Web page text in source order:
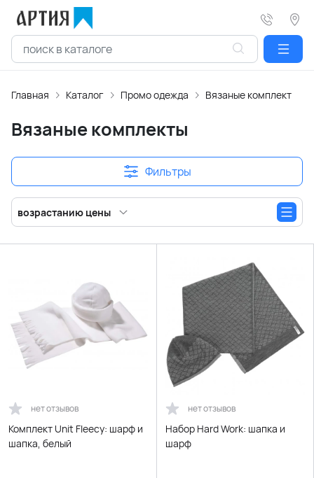
Главная Каталог Промо одежда Вязаные комплекты
Вязаные комплекты
Фильтры
возрастанию цены
нет отзывов
Комплект Unit Fleecy: шарф и
шапка, белый
нет отзывов
Набор Hard Work: шапка и
шарф